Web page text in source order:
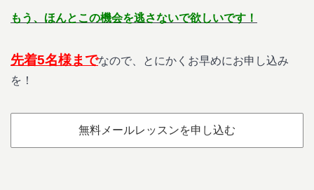
もう、ほんとこの機会を逃さないで欲しいです！
先着5名様までなので、とにかくお早めにお申し込み
を！
無料メールレッスンを申し込む